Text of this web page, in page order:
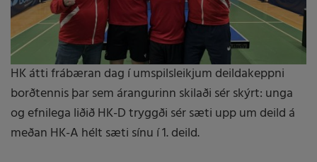
HK átti frábæran dag í umspilsleikjum deildakeppni
borðtennis þar sem árangurinn skilaði sér skýrt: unga
og efnilega liðið HK-D tryggði sér sæti upp um deild á
meðan HK-A hélt sæti sínu í 1. deild.